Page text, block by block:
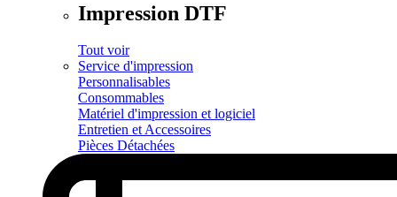
Impression DTF
Tout voir
Service d'impression
Personnalisables
Consommables
Matériel d'impression et logiciel
Entretien et Accessoires
Pièces Détachées